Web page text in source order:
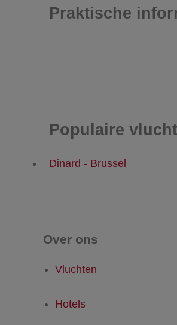
Praktische
Populaire
Dinard - Brussel
Over ons
Vluchten
Hotels